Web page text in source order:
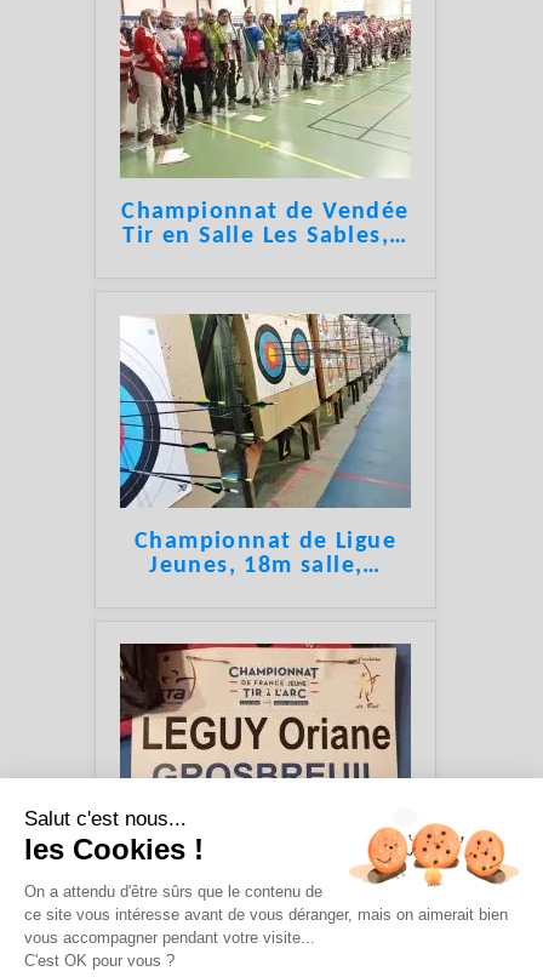
Championnat de Vendée
Tir en Salle Les Sables,…
Championnat de Ligue
Jeunes, 18m salle,…
Championnat de France,
Tir en salle, Agen, 28
Salut c'est nous...
les Cookies !
On a attendu d'être sûrs que le contenu de
ce site vous intéresse avant de vous déranger, mais on aimerait bien
vous accompagner pendant votre visite...
C'est OK pour vous ?